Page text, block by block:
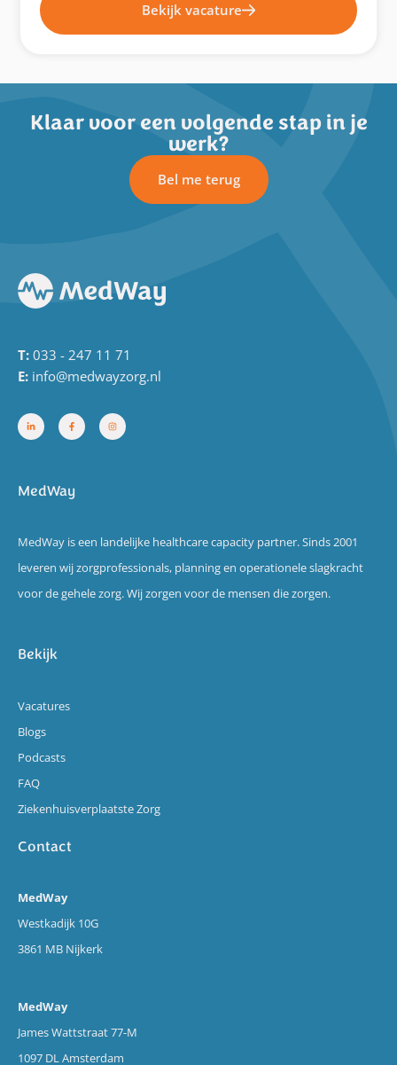
Bekijk vacature
Klaar voor een volgende stap in je
werk?
Bel me terug
T: 033 - 247 11 71
E: info@medwayzorg.nl
MedWay
MedWay is een landelijke healthcare capacity partner. Sinds 2001
leveren wij zorgprofessionals, planning en operationele slagkracht
voor de gehele zorg. Wij zorgen voor de mensen die zorgen.
Bekijk
Vacatures
Blogs
Podcasts
FAQ
Ziekenhuisverplaatste Zorg
Contact
MedWay
Westkadijk 10G
3861 MB Nijkerk
MedWay
James Wattstraat 77-M
1097 DL Amsterdam